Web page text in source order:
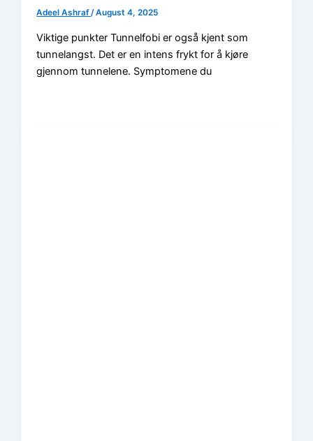
Adeel Ashraf/August 4, 2025
Viktige punkter Tunnelfobi er også kjent som
tunnelangst. Det er en intens frykt for å kjøre
gjennom tunnelene. Symptomene du